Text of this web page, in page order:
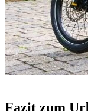
Fazit zum